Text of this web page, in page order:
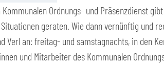
Kommunalen Ordnungs- und Präsenzdienst
geraten. Wie dann vernünftig und
Verl an: freitag- und samstagnachts, in den
und Mitarbeiter des Kommunalen